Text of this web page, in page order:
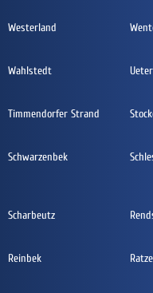
Westerland
Wahlstedt
Timmendorfer Strand
Schwarzenbek
Scharbeutz
Reinbek